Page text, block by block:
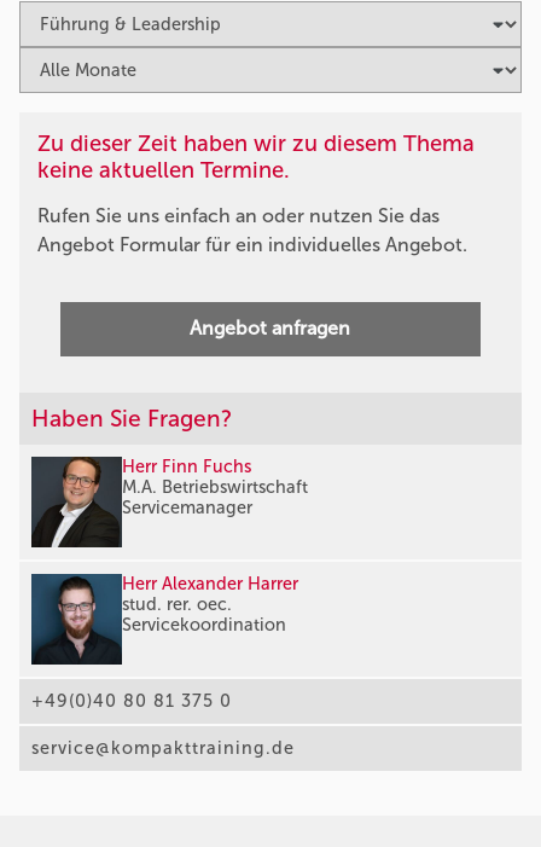
Zu dieser Zeit haben wir zu diesem Thema
keine aktuellen Termine.
Rufen Sie uns einfach an oder nutzen Sie das
Angebot Formular für ein individuelles Angebot.
Angebot anfragen
Haben Sie Fragen?
Herr Finn Fuchs
M.A. Betriebswirtschaft
Servicemanager
Herr Alexander Harrer
stud. rer. oec.
Servicekoordination
+49(0)40 80 81 375 0
service@kompakttraining.de